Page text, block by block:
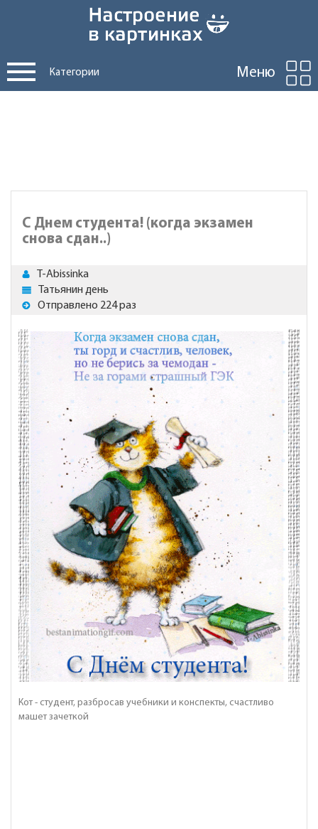
Категории Меню
С Днем студента! (когда экзамен
снова сдан..)
T-Abissinka
Татьянин день
Отправлено 224 раз
Кот - студент, разбросав учебники и конспекты, счастливо
машет зачеткой